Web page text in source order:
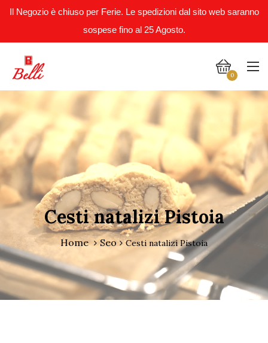
Il Negozio è chiuso per Ferie. Le spedizioni dal sito web saranno
sospese fino al 25 Agosto.
0
Cesti natalizi Pistoia
Home Seo Cesti natalizi Pistoia